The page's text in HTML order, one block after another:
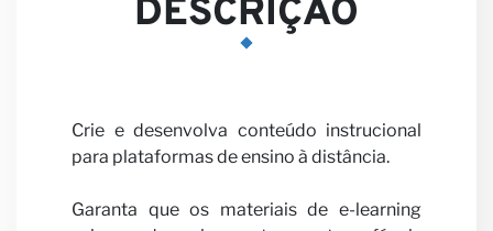
DESCRIÇÃO
Crie e desenvolva conteúdo instrucional
para plataformas de ensino à distância.
Garanta que os materiais de e-learning